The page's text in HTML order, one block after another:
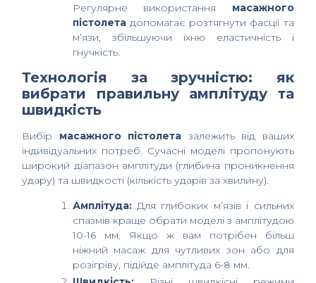
Регулярне використання масажного
пістолетадопомагає розтягнути фасції та
м’язи, збільшуючи їхню еластичність і
гнучкість.
Технологія за зручністю: як
вибрати правильну амплітуду та
швидкість
Вибір масажного пістолета залежить від ваших
індивідуальних потреб. Сучасні моделі пропонують
широкий діапазон амплітуди (глибина проникнення
удару) та швидкості (кількість ударів за хвилину).
Амплітуда:Для глибоких м’язів і сильних
спазмів краще обрати моделі з амплітудою
10-16 мм. Якщо ж вам потрібен більш
ніжний масаж для чутливих зон або для
розігріву, підійде амплітуда 6-8 мм.